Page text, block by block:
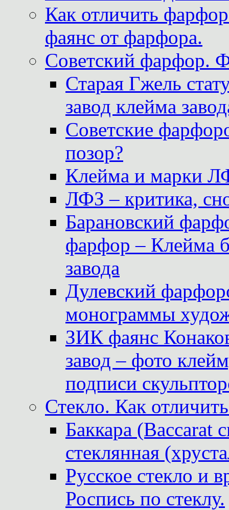
Как отличить
фаянс от фарфора.
Советский фарфор.
Старая Гжель
завод клейма
Советские
позор?
Клейма и марки
ЛФЗ – критика,
Барановский
фарфор – Клейма
завода
Дулевский
монограммы
ЗИК фаянс
завод – фото
подписи
Стекло. Как
Баккара (Baccarat
стеклянная
Русское стекло и
Роспись по стеклу.